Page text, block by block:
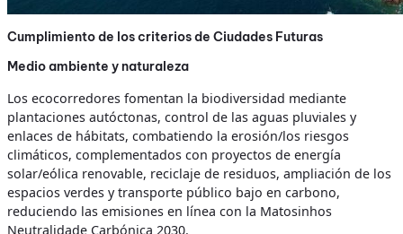
Cumplimiento de los criterios de Ciudades Futuras
Medio ambiente y naturaleza
Los ecocorredores fomentan la biodiversidad mediante
plantaciones autóctonas, control de las aguas pluviales y
enlaces de hábitats, combatiendo la erosión/los riesgos
climáticos, complementados con proyectos de energía
solar/eólica renovable, reciclaje de residuos, ampliación de los
espacios verdes y transporte público bajo en carbono,
reduciendo las emisiones en línea con la Matosinhos
Neutralidade Carbónica 2030.